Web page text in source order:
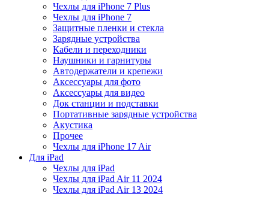
Чехлы для iPhone 7 Plus
Чехлы для iPhone 7
Защитные пленки и стекла
Зарядные устройства
Кабели и переходники
Наушники и гарнитуры
Автодержатели и крепежи
Аксессуары для фото
Аксессуары для видео
Док станции и подставки
Портативные зарядные устройства
Акустика
Прочее
Чехлы для iPhone 17 Air
Для iPad
Чехлы для iPad
Чехлы для iPad Air 11 2024
Чехлы для iPad Air 13 2024